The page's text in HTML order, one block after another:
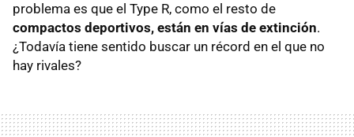
problema es que el Type R, como el resto de
compactos deportivos, están en vías de extinción.
¿Todavía tiene sentido buscar un récord en el que no
hay rivales?